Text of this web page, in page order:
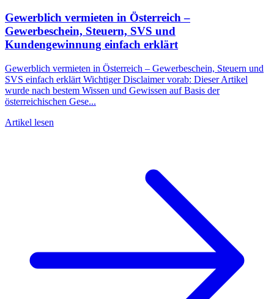
Gewerblich vermieten in Österreich –
Gewerbeschein, Steuern, SVS und
Kundengewinnung einfach erklärt
Gewerblich vermieten in Österreich – Gewerbeschein, Steuern und
SVS einfach erklärt Wichtiger Disclaimer vorab: Dieser Artikel
wurde nach bestem Wissen und Gewissen auf Basis der
österreichischen Gese...
Artikel lesen